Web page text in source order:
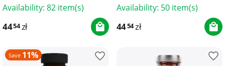
Availability: 82 item(s)
4454zł
Availability: 50 item(s)
4454zł
Save 11%